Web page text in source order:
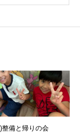
整備と帰りの会